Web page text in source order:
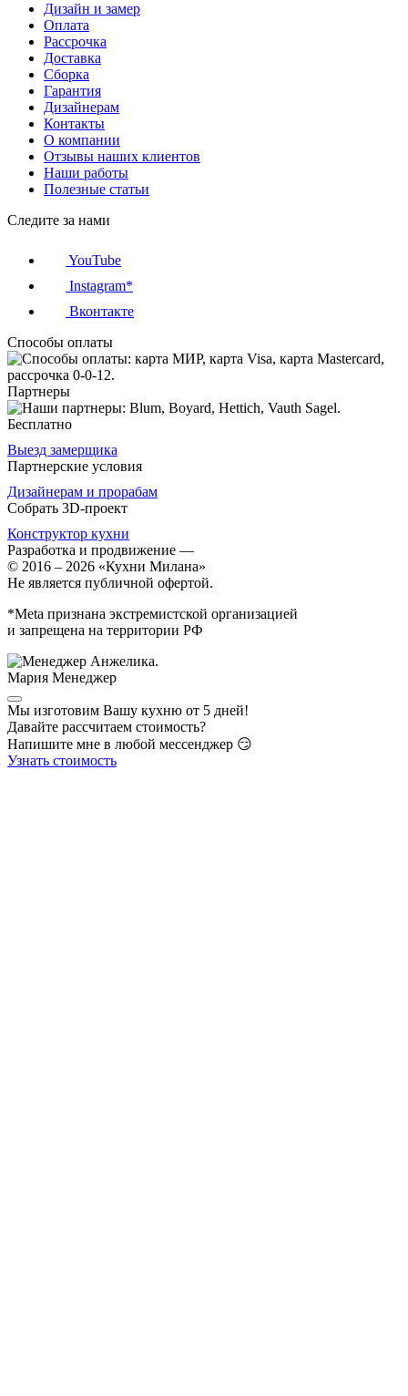
Дизайн и замер
Оплата
Рассрочка
Доставка
Сборка
Гарантия
Дизайнерам
Контакты
О компании
Отзывы наших клиентов
Наши работы
Полезные статьи
Следите за нами
YouTube
Instagram*
Вконтакте
Способы оплаты
Партнеры
Бесплатно
Выезд замерщика
Партнерские условия
Дизайнерам и прорабам
Собрать 3D-проект
Конструктор кухни
Разработка и продвижение —
© 2016 – 2026 «Кухни Милана»
Не является публичной офертой.
*Meta признана экстремистской организацией
и запрещена на территории РФ
Мария Менеджер
Мы изготовим Вашу кухню от 5 дней!
Давайте рассчитаем стоимость?
Напишите мне в любой мессенджер 😏
Узнать стоимость